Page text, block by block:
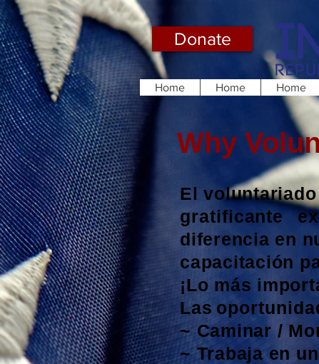
Donate
Home Home Home
Why
El
gratificante
diferencia en
capacitación
¡Lo más
Las
~ Caminar /
~ Trabaja en